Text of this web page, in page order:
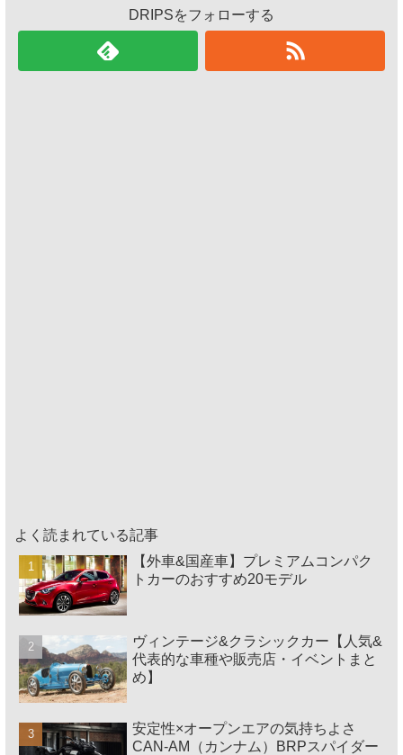
DRIPSをフォローする
よく読まれている記事
【外車&国産車】プレミアムコンパク
トカーのおすすめ20モデル
ヴィンテージ&クラシックカー【人気&
代表的な車種や販売店・イベントまと
め】
安定性×オープンエアの気持ちよさ
CAN-AM（カンナム）BRPスパイダー